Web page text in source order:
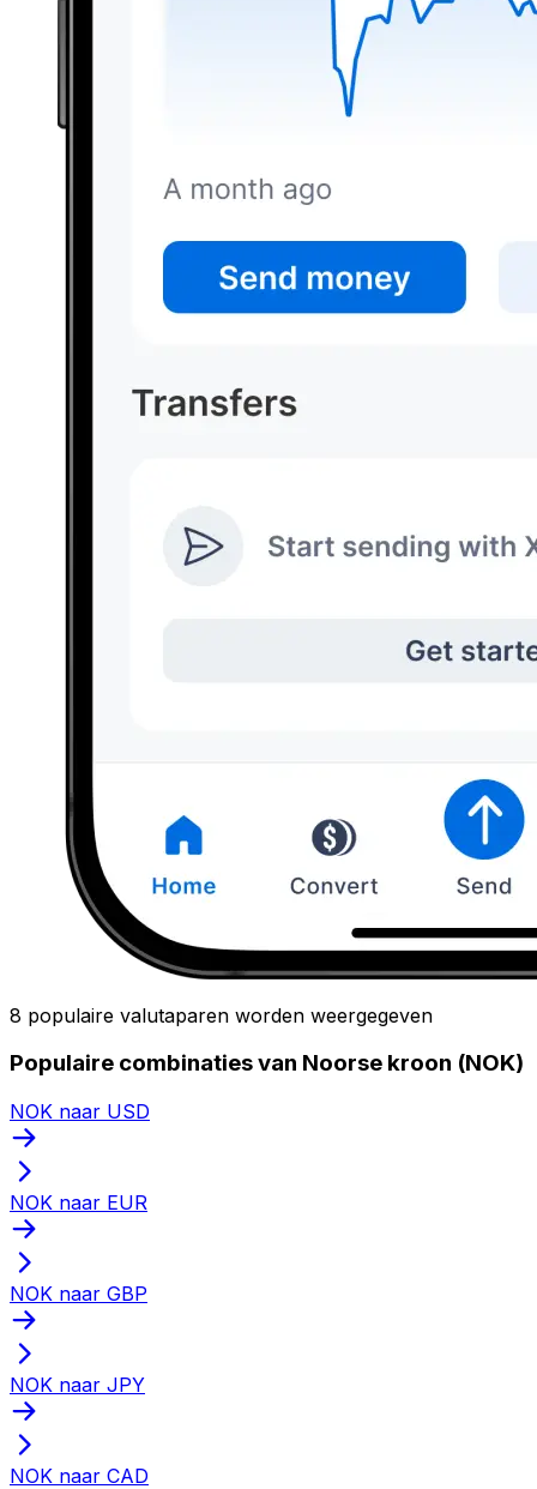
8 populaire valutaparen worden weergegeven
Populaire combinaties van Noorse kroon (NOK)
NOK naar USD
NOK naar EUR
NOK naar GBP
NOK naar JPY
NOK naar CAD